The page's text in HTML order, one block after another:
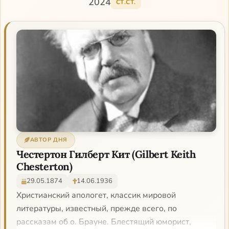
СТ.СТ.
АВТОР ДНЯ
Честертон Гилберт Кит (Gilbert Keith
Chesterton)
29.05.1874 14.06.1936
Христианский апологет, классик мировой
литературы, известный, прежде всего, по
рассказам об о. Брауне. Блестящий юморист,